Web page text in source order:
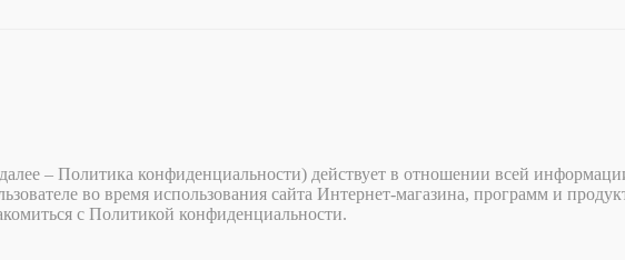
– Политика конфиденциальности) действует в отношении всей
во время использования сайта Интернет-магазина, программ и
с Политикой конфиденциальности.